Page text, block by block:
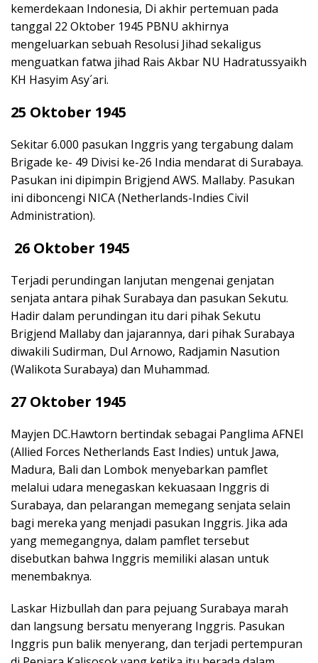
kemerdekaan Indonesia, Di akhir pertemuan pada
tanggal 22 Oktober 1945 PBNU akhirnya
mengeluarkan sebuah Resolusi Jihad sekaligus
menguatkan fatwa jihad Rais Akbar NU Hadratussyaikh
KH Hasyim Asy´ari.
25 Oktober 1945
Sekitar 6.000 pasukan Inggris yang tergabung dalam
Brigade ke- 49 Divisi ke-26 India mendarat di Surabaya.
Pasukan ini dipimpin Brigjend AWS. Mallaby. Pasukan
ini diboncengi NICA (Netherlands-Indies Civil
Administration).
26 Oktober 1945
Terjadi perundingan lanjutan mengenai genjatan
senjata antara pihak Surabaya dan pasukan Sekutu.
Hadir dalam perundingan itu dari pihak Sekutu
Brigjend Mallaby dan jajarannya, dari pihak Surabaya
diwakili Sudirman, Dul Arnowo, Radjamin Nasution
(Walikota Surabaya) dan Muhammad.
27 Oktober 1945
Mayjen DC.Hawtorn bertindak sebagai Panglima AFNEI
(Allied Forces Netherlands East Indies) untuk Jawa,
Madura, Bali dan Lombok menyebarkan pamflet
melalui udara menegaskan kekuasaan Inggris di
Surabaya, dan pelarangan memegang senjata selain
bagi mereka yang menjadi pasukan Inggris. Jika ada
yang memegangnya, dalam pamflet tersebut
disebutkan bahwa Inggris memiliki alasan untuk
menembaknya.
Laskar Hizbullah dan para pejuang Surabaya marah
dan langsung bersatu menyerang Inggris. Pasukan
Inggris pun balik menyerang, dan terjadi pertempuran